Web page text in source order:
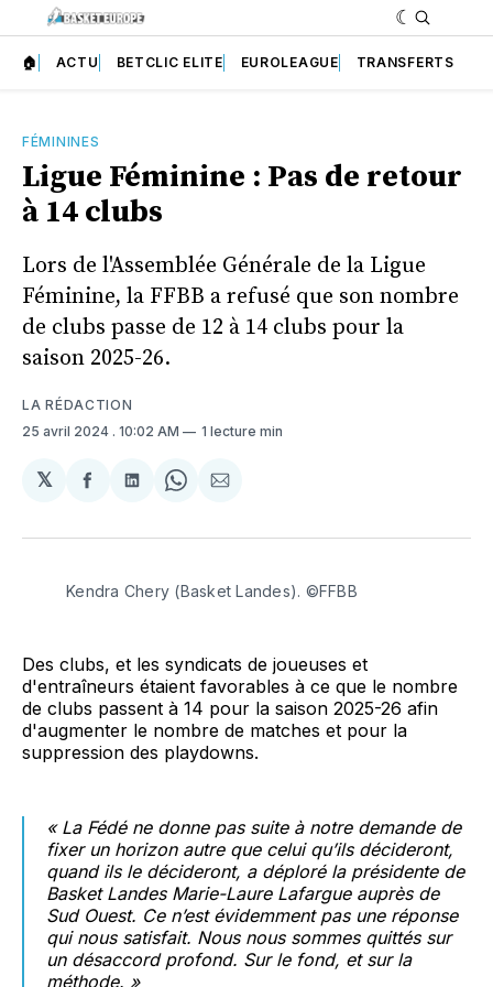
🏠 ACTU BETCLIC ELITE EUROLEAGUE TRANSFERTS
FÉMININES
Ligue Féminine : Pas de retour
à 14 clubs
Lors de l'Assemblée Générale de la Ligue
Féminine, la FFBB a refusé que son nombre
de clubs passe de 12 à 14 clubs pour la
saison 2025-26.
LA RÉDACTION
25 avril 2024 . 10:02 AM 1 lecture min
𝕏
Partager
Facebook
Partager
LinkedIn
Share
WhatsApp
Partager
Courriel
Kendra Chery (Basket Landes). ©FFBB
Des clubs, et les syndicats de joueuses et
d'entraîneurs étaient favorables à ce que le nombre
de clubs passent à 14 pour la saison 2025-26 afin
d'augmenter le nombre de matches et pour la
suppression des playdowns.
« La Fédé ne donne pas suite à notre demande de
fixer un horizon autre que celui qu’ils décideront,
quand ils le décideront, a déploré la présidente de
Basket Landes Marie-Laure Lafargue auprès de
Sud Ouest. Ce n’est évidemment pas une réponse
qui nous satisfait. Nous nous sommes quittés sur
un désaccord profond. Sur le fond, et sur la
méthode. »